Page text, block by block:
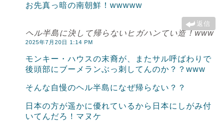
お先真っ暗の南朝鮮！wwwww
返信
ヘル半島に決して帰らないヒガハンてい造！www
2025年7月20日 1:14 PM
モンキー・ハウスの末裔が、またサル呼ばわりで
後頭部にブーメランぶっ刺してんのか？？www
そんな自慢のヘル半島になぜ帰らない？？
日本の方が遥かに優れているから日本にしがみ付
いてんだろ！マヌケ